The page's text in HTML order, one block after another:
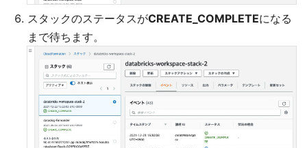
スタックのステータスがCREATE_COMPLETEになる
まで待ちます。